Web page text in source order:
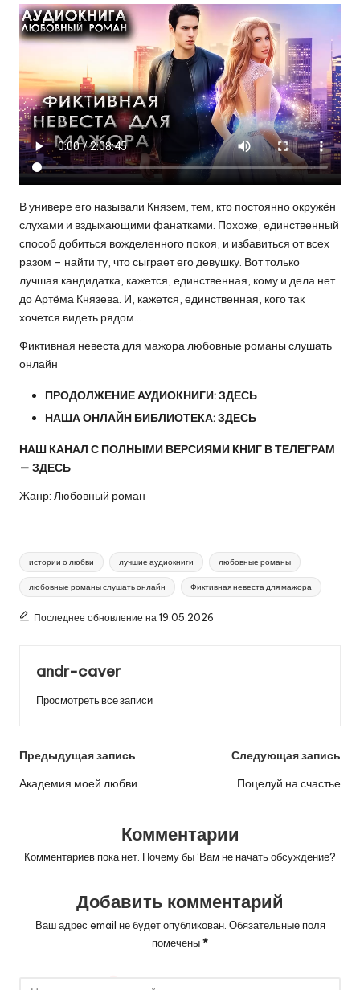
В универе его называли Князем, тем, кто постоянно окружён
слухами и вздыхающими фанатками. Похоже, единственный
способ добиться вожделенного покоя, и избавиться от всех
разом – найти ту, что сыграет его девушку. Вот только
лучшая кандидатка, кажется, единственная, кому и дела нет
до Артёма Князева. И, кажется, единственная, кого так
хочется видеть рядом…
Фиктивная невеста для мажора любовные романы слушать
онлайн
ПРОДОЛЖЕНИЕ АУДИОКНИГИ:ЗДЕСЬ
НАША ОНЛАЙН БИБЛИОТЕКА:ЗДЕСЬ
НАШ КАНАЛ С ПОЛНЫМИ ВЕРСИЯМИ КНИГ В ТЕЛЕГРАМ
— ЗДЕСЬ
Жанр: Любовный роман
Метки:
истории о любви лучшие аудиокниги любовные романы
любовные романы слушать онлайн Фиктивная невеста для мажора
Последнее обновление на 19.05.2026
andr-caver
Просмотреть все записи
Навигация
по
Предыдущая запись
Академия моей любви
Следующая запись
Поцелуй на счастье
Комментарии
Комментариев пока нет. Почему бы ’Вам не начать обсуждение?
Добавить комментарий
Ваш адрес email не будет опубликован. Обязательные поля
помечены*